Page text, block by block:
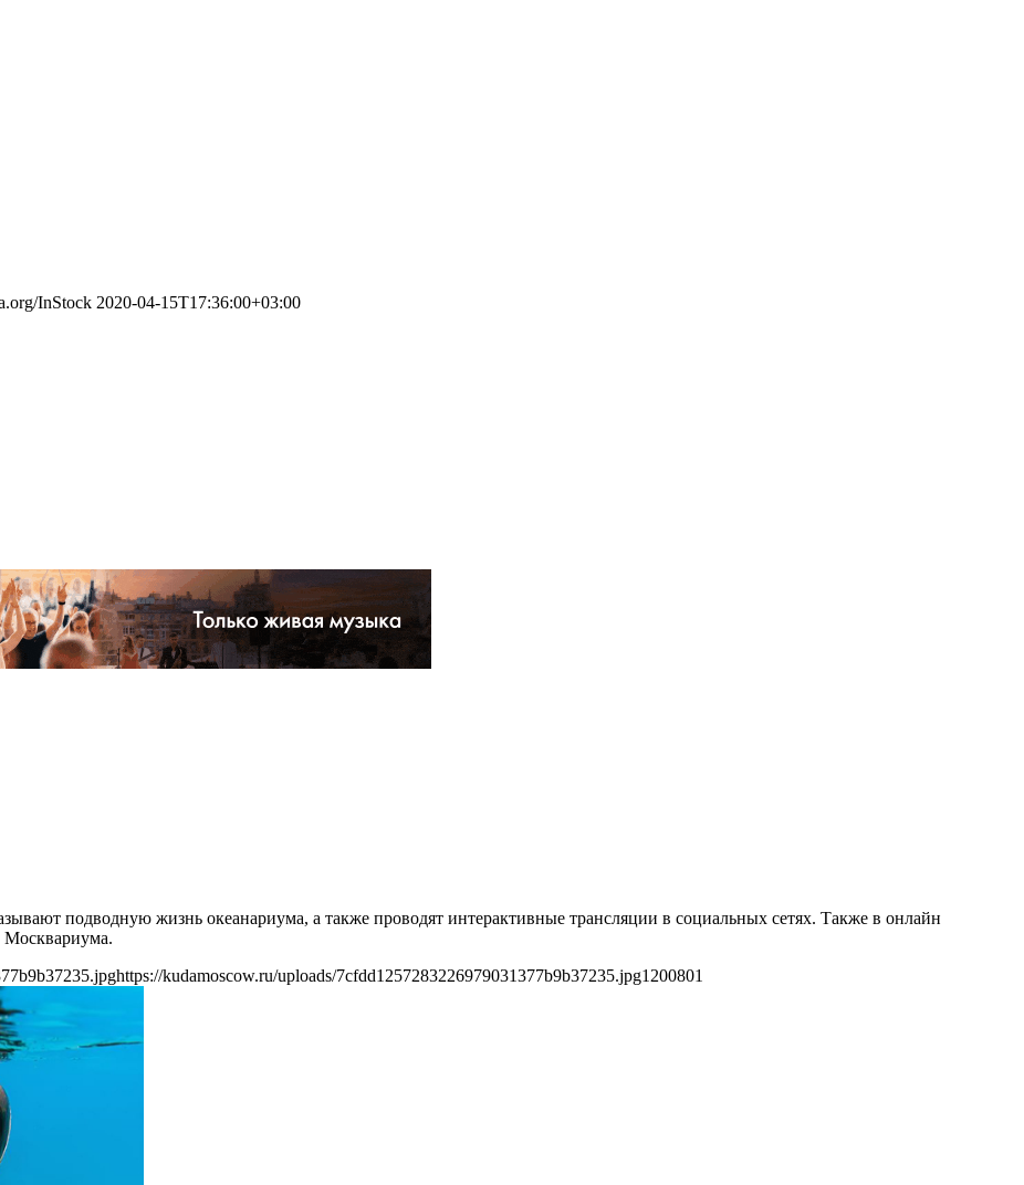
InStock 2020-04-15T17:36:00+03:00
подводную жизнь океанариума, а также проводят интерактивные трансляции в социальных сетях. Также в онлайн
Москвариума.
https://kudamoscow.ru/uploads/7cfdd1257283226979031377b9b37235.jpg1200801